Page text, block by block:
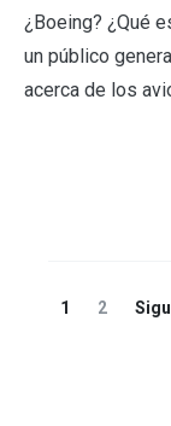
¿Boeing? ¿Qué
un público
acerca de los
Navegación
Página
1 Página
2